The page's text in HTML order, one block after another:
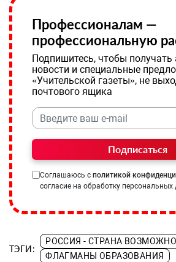
Профессионалам —
профессиональную
Подпишитесь, чтобы получать
новости и специальные
«Учительской газеты», не
почтового ящика
Подписаться
Соглашаюсь с политикой
согласие на обработку
ТЭГИ:
РОССИЯ - СТРАНА
ФЛАГМАНЫ ОБРАЗОВАНИЯ